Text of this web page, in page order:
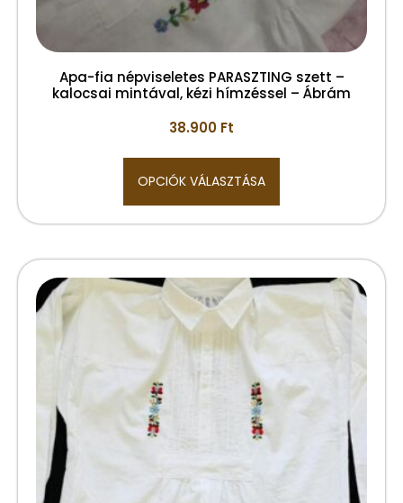
Apa-fia népviseletes PARASZTING szett –
kalocsai mintával, kézi hímzéssel – Ábrám
38.900 Ft
OPCIÓK VÁLASZTÁSA